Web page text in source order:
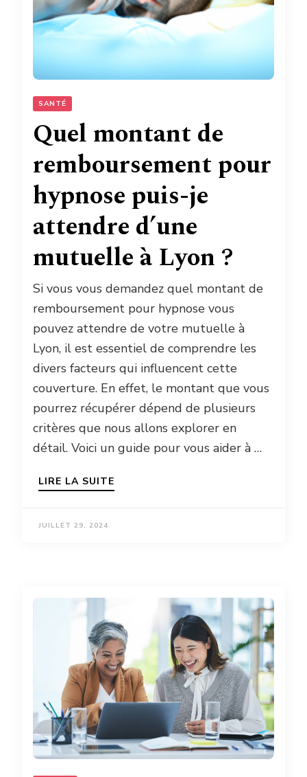
SANTÉ
Quel montant de
remboursement pour
hypnose puis-je
attendre d’une
mutuelle à Lyon ?
Si vous vous demandez quel montant de
remboursement pour hypnose vous
pouvez attendre de votre mutuelle à
Lyon, il est essentiel de comprendre les
divers facteurs qui influencent cette
couverture. En effet, le montant que vous
pourrez récupérer dépend de plusieurs
critères que nous allons explorer en
détail. Voici un guide pour vous aider à …
LIRE LA SUITE
JUILLET 29, 2024